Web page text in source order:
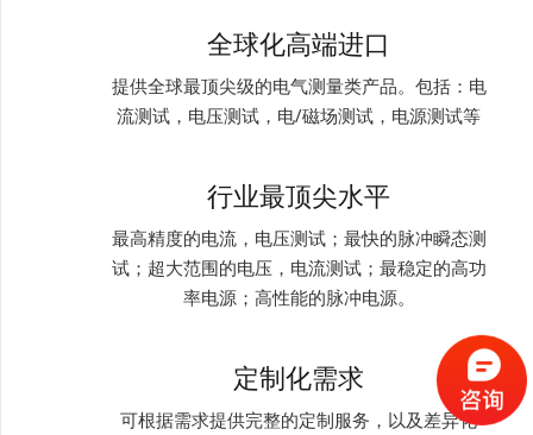
全球化高端进口
提供全球最顶尖级的电气测量类产品。包括：电
流测试，电压测试，电/磁场测试，电源测试等
行业最顶尖水平
最高精度的电流，电压测试；最快的脉冲瞬态测
试；超大范围的电压，电流测试；最稳定的高功
率电源；高性能的脉冲电源。
定制化需求
可根据需求提供完整的定制服务，以及差异化